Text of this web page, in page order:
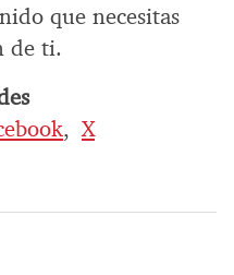
que necesitas
de ti.
,X